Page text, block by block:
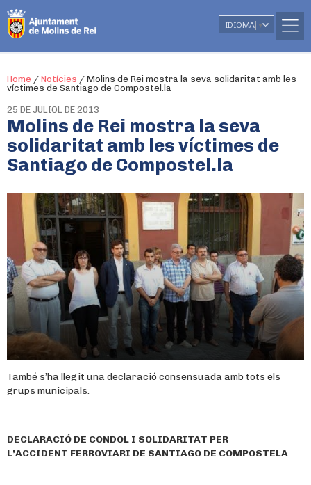
IDIOMA ▼
Home / Notícies / Molins de Rei mostra la seva solidaritat amb les
víctimes de Santiago de Compostel.la
25 DE JULIOL DE 2013
Molins de Rei mostra la seva
solidaritat amb les víctimes de
Santiago de Compostel.la
També s’ha llegit una declaració consensuada amb tots els
grups municipals.
DECLARACIÓ DE CONDOL I SOLIDARITAT PER
L’ACCIDENT FERROVIARI DE SANTIAGO DE COMPOSTELA